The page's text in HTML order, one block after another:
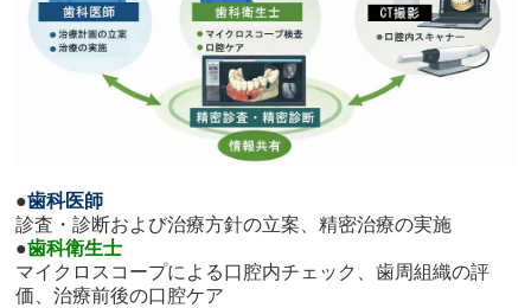
●歯科医師
診査・診断および治療方針の立案、精密治療の実施
●歯科衛生士
マイクロスコープによる口腔内チェック、歯周組織の評
価、治療前後の口腔ケア